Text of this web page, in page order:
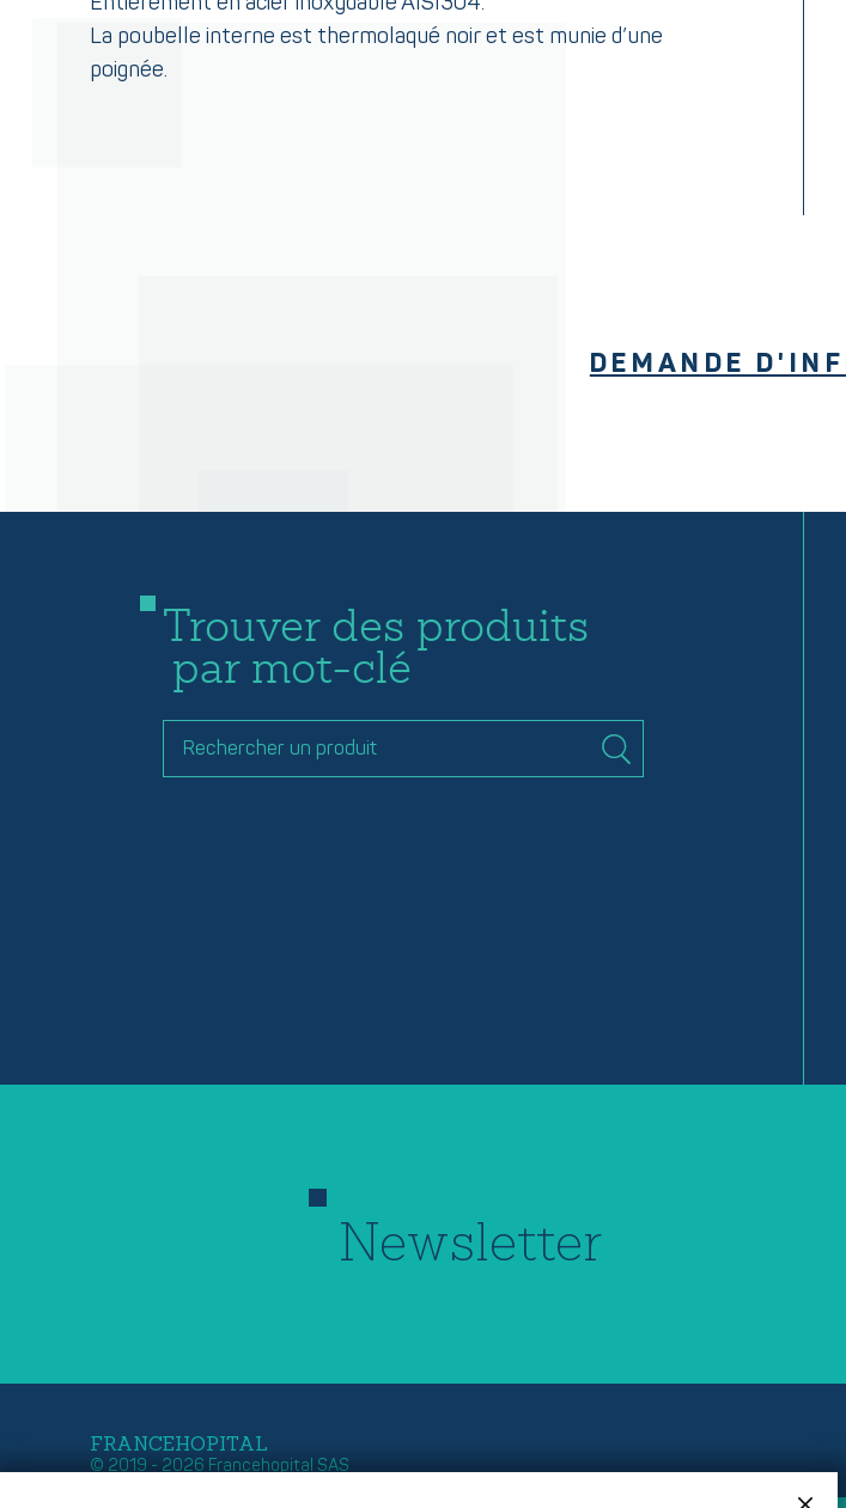
La poubelle interne est thermolaqué noir et est munie d’une
poignée.
DEMANDE
Trouver des produits
par mot-clé
Newsletter
FRANCEHOPITAL
© 2019 - 2026 Francehopital SAS